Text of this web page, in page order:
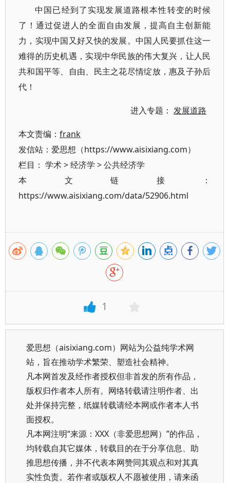
中国已经到了实现发展道路根本性转变的时候
了！通过促进人的全面自由发展，提高自主创新能
力，实现中国又好又快的发展。中国人民要抓住这一
难得的历史机遇，实现中华民族的伟大复兴，让人民
共和国平等、自由、民主之花尽情绽放，惠及子孙后
代！
进入专题：发展道路
本文责编： frank
发信站：爱思想（https://www.aisixiang.com）
栏目： 学术>经济学 >公共经济学
本文链接：
https://www.aisixiang.com/data/52906.html
1
爱思想（aisixiang.com）网站为公益纯学术网
站，旨在推动学术繁荣、塑造社会精神。
凡本网首发及经作者授权但非首发的所有作品，
版权归作者本人所有。网络转载请注明作者、出
处并保持完整，纸媒转载请经本网或作者本人书
面授权。
凡本网注明“来源：XXX（非爱思想网）”的作品，
均转载自其它媒体，转载目的在于分享信息、助
推思想传播，并不代表本网赞同其观点和对其真
实性负责。若作者或版权人不愿被使用，请来函